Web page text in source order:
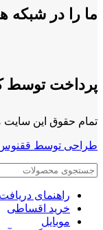
ما را در شبکه
پرداخت توسط
تمام حقوق این سایت
طراحی توسط
راهنمای
خرید اقساطی
موبایل